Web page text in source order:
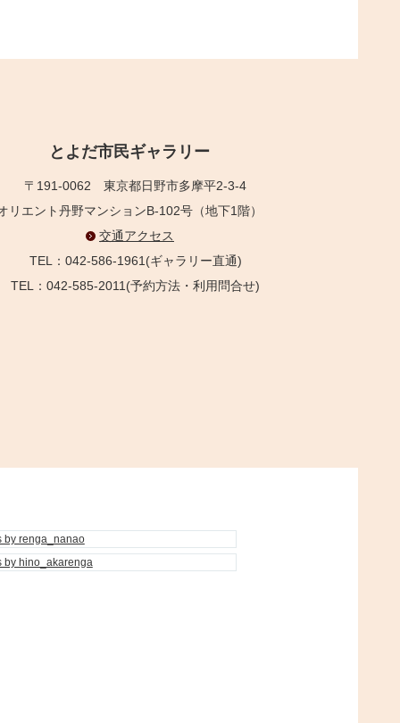
とよだ市民ギャラリー
〒191-0062 東京都日野市多摩平2-3-4
リエント丹野マンションB-102号（地下1階）
交通アクセス
TEL：042-586-1961(ギャラリー直通)
：042-585-2011(予約方法・利用問合せ)
by renga_nanao
by hino_akarenga